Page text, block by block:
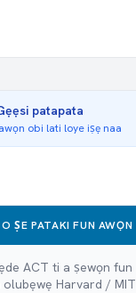
patapata
obi lati loye iṣẹ naa
ṢE PATAKI FUN AWỌN
ACT ti a ṣewọn fun
olubẹwẹ Harvard / MIT